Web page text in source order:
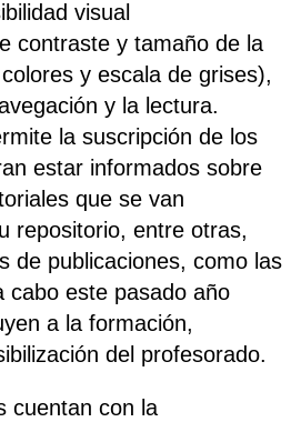
visual
contraste y tamaño de la
y escala de grises),
y la lectura.
la suscripción de los
estar informados sobre
que se van
repositorio, entre otras,
de publicaciones, como las
cabo este pasado año
a la formación,
del profesorado.
cuentan con la